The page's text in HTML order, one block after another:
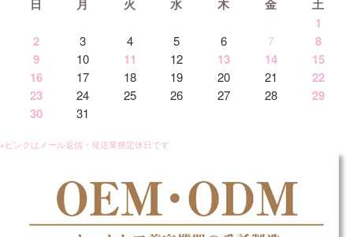
日
月 火 水 木 金
土
1
2
3 4 5 6 7
8
9
10 11 12 13 14
15
16
17 18 19 20 21
22
23
24 25 26 27 28
29
30
31